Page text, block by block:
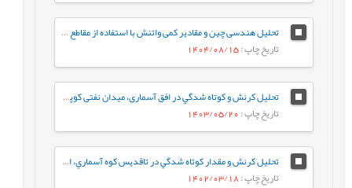
تحلیل هندسی چین و مقادیر کمی واتنش با استفاده از مقاطع لرزه ای تراز شده (مطالعه موردی میدان نفتی کوپال)
تاریخ چاپ: 1404/08/15
تحلیل کرنش و كوتاه شدگي در افق آسماری، میدان نفتی کوپال، استان خوزستان
تاریخ چاپ: 1403/05/20
تحلیل کرنش و مقدار كوتاه شدگي در تاقديس كوه آسماري، استان خوزستان
تاریخ چاپ: 1402/03/18